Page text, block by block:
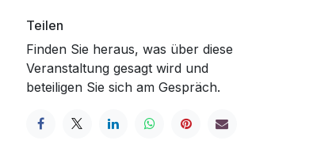
Teilen
Finden Sie heraus, was über diese
Veranstaltung gesagt wird und
beteiligen Sie sich am Gespräch.